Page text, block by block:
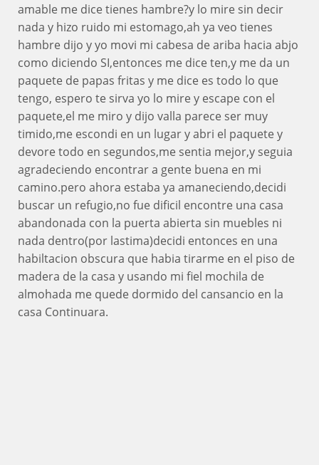
amable me dice tienes hambre?y lo mire sin decir
nada y hizo ruido mi estomago,ah ya veo tienes
hambre dijo y yo movi mi cabesa de ariba hacia abjo
como diciendo SI,entonces me dice ten,y me da un
paquete de papas fritas y me dice es todo lo que
tengo, espero te sirva yo lo mire y escape con el
paquete,el me miro y dijo valla parece ser muy
timido,me escondi en un lugar y abri el paquete y
devore todo en segundos,me sentia mejor,y seguia
agradeciendo encontrar a gente buena en mi
camino.pero ahora estaba ya amaneciendo,decidi
buscar un refugio,no fue dificil encontre una casa
abandonada con la puerta abierta sin muebles ni
nada dentro(por lastima)decidi entonces en una
habiltacion obscura que habia tirarme en el piso de
madera de la casa y usando mi fiel mochila de
almohada me quede dormido del cansancio en la
casa Continuara.